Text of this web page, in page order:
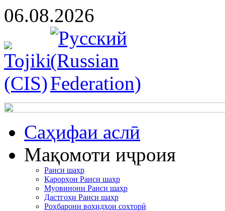
06.08.2026
Cаҳифаи аслӣ
Мақомоти иҷроия
Раиси шаҳр
Қарорҳои Раиси шаҳр
Муовинони Раиси шаҳр
Дастгоҳи Раиси шаҳр
Роҳбарони воҳидҳои сохторӣ